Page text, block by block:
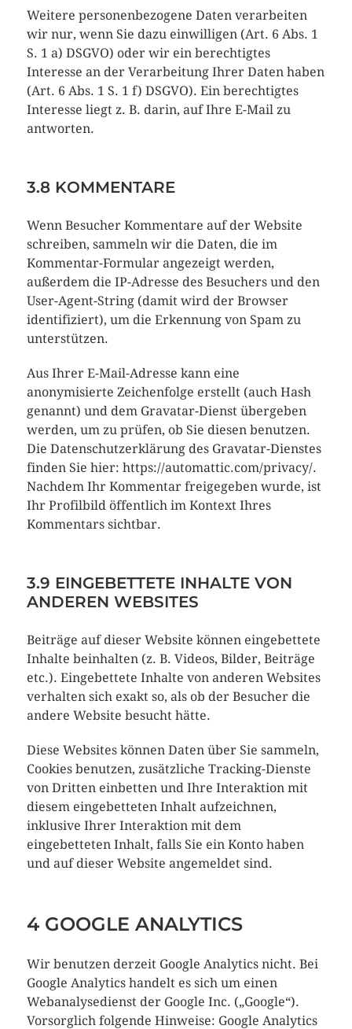
Weitere personenbezogene Daten verarbeiten
wir nur, wenn Sie dazu einwilligen (Art. 6 Abs. 1
S. 1 a) DSGVO) oder wir ein berechtigtes
Interesse an der Verarbeitung Ihrer Daten haben
(Art. 6 Abs. 1 S. 1 f) DSGVO). Ein berechtigtes
Interesse liegt z. B. darin, auf Ihre E-Mail zu
antworten.
3.8 KOMMENTARE
Wenn Besucher Kommentare auf der Website
schreiben, sammeln wir die Daten, die im
Kommentar-Formular angezeigt werden,
außerdem die IP-Adresse des Besuchers und den
User-Agent-String (damit wird der Browser
identifiziert), um die Erkennung von Spam zu
unterstützen.
Aus Ihrer E-Mail-Adresse kann eine
anonymisierte Zeichenfolge erstellt (auch Hash
genannt) und dem Gravatar-Dienst übergeben
werden, um zu prüfen, ob Sie diesen benutzen.
Die Datenschutzerklärung des Gravatar-Dienstes
finden Sie hier: https://automattic.com/privacy/.
Nachdem Ihr Kommentar freigegeben wurde, ist
Ihr Profilbild öffentlich im Kontext Ihres
Kommentars sichtbar.
3.9 EINGEBETTETE INHALTE VON
ANDEREN WEBSITES
Beiträge auf dieser Website können eingebettete
Inhalte beinhalten (z. B. Videos, Bilder, Beiträge
etc.). Eingebettete Inhalte von anderen Websites
verhalten sich exakt so, als ob der Besucher die
andere Website besucht hätte.
Diese Websites können Daten über Sie sammeln,
Cookies benutzen, zusätzliche Tracking-Dienste
von Dritten einbetten und Ihre Interaktion mit
diesem eingebetteten Inhalt aufzeichnen,
inklusive Ihrer Interaktion mit dem
eingebetteten Inhalt, falls Sie ein Konto haben
und auf dieser Website angemeldet sind.
4 GOOGLE ANALYTICS
Wir benutzen derzeit Google Analytics nicht. Bei
Google Analytics handelt es sich um einen
Webanalysedienst der Google Inc. („Google“).
Vorsorglich folgende Hinweise: Google Analytics